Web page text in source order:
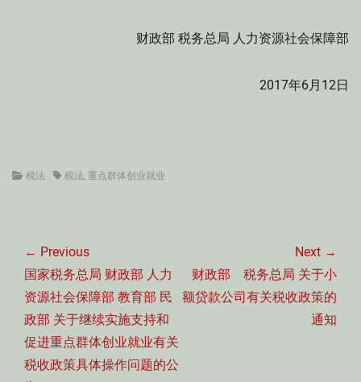
财政部 税务总局 人力资源社会保障部
2017年6月12日
Categories
税法 Tags税法, 重点群体创业就业
章
导
航
← Previous
Previous
post:
国家税务总局 财政部 人力
资源社会保障部 教育部 民
政部 关于继续实施支持和
促进重点群体创业就业有关
税收政策具体操作问题的公
Next →
Next
post:
财政部 税务总局 关于小
额贷款公司有关税收政策的
通知